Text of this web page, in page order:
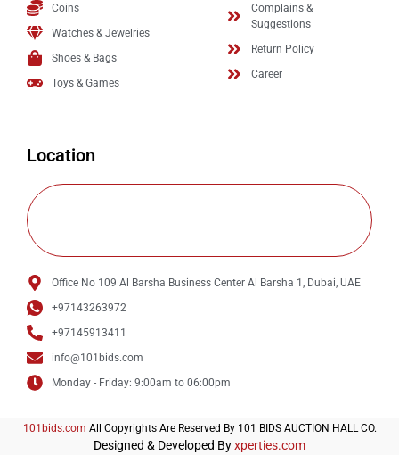
Coins
Watches & Jewelries
Shoes & Bags
Toys & Games
Complains &
Suggestions
Return Policy
Career
Location
Office No 109 Al Barsha Business Center Al Barsha 1, Dubai, UAE
+97143263972
+97145913411
info@101bids.com
Monday - Friday: 9:00am to 06:00pm
101bids.com All Copyrights Are Reserved By 101 BIDS AUCTION HALL CO.
Designed & Developed Byxperties.com